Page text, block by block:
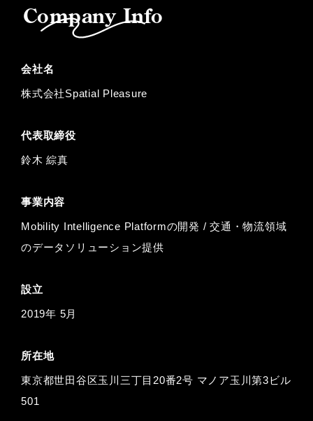
Company Info
会社名
株式会社Spatial Pleasure
代表取締役
鈴⽊ 綜真
事業内容
Mobility Intelligence Platformの開発 / 交通・物流領域
のデータソリューション提供
設立
2019年 5月
所在地
東京都世田谷区玉川三丁目20番2号 マノア玉川第3ビル
501